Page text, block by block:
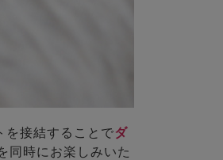
を接結することでダ
同時にお楽しみいた